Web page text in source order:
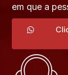
em que a